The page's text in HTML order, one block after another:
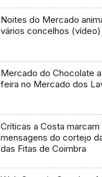
Noites do Mercado
vários concelhos (vídeo)
Mercado do Chocolate
feira no Mercado dos
Críticas a Costa marcam
mensagens do cortejo
das Fitas de Coimbra